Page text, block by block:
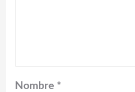
Nombre *